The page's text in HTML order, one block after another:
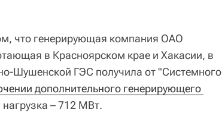
что генерирующая компания ОАО
в Красноярском крае и Хакасии, в
ГЭС получила от "Системного
дополнительного генерирующего
– 712 МВт.